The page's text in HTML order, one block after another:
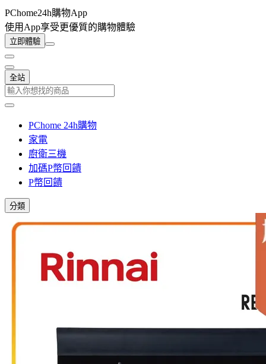
PChome24h購物App
使用App享受更優質的購物體驗
立即體驗
全站
PChome 24h購物
家電
廚衛三機
加碼P幣回饋
P幣回饋
分類